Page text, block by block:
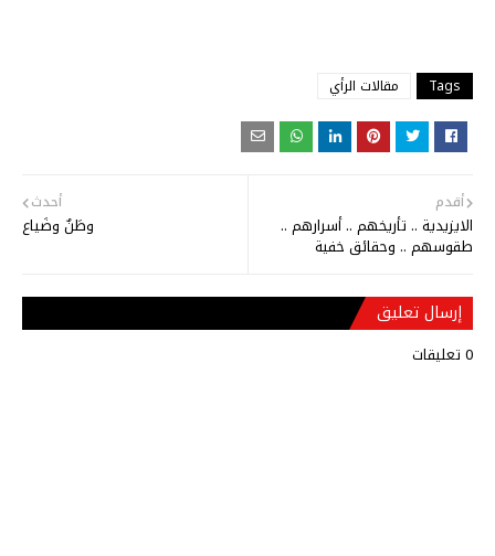
Tags مقالات الرأي
أحدث
وطَنٌ وضَياع
أقدم
الايزيدية .. تأريخهم .. أسرارهم ..
طقوسهم .. وحقائق خفية
إرسال تعليق
0 تعليقات